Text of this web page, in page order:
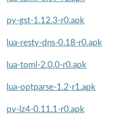
py-gst-1.12.3-r0.apk
lua-resty-dns-0.18-r0.apk
lua-toml-2.0.0-r0.apk
lua-optparse-1.2-r1.apk
py-lz4-0.11.1-r0.apk